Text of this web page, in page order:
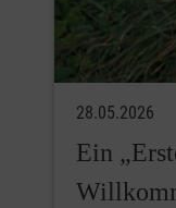
28.05.2026
Ein